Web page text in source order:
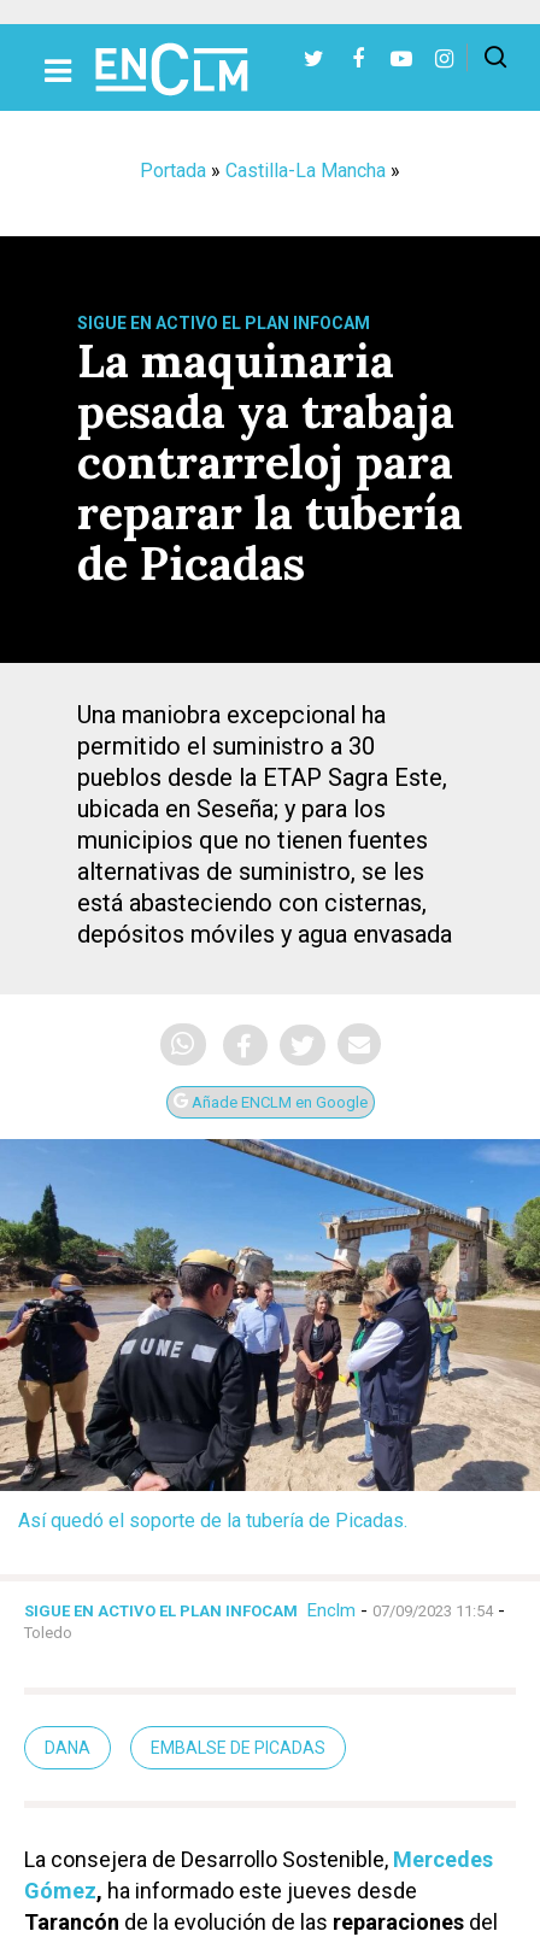
Portada » Castilla-La Mancha »
SIGUE EN ACTIVO EL PLAN INFOCAM
La maquinaria
pesada ya trabaja
contrarreloj para
reparar la tubería
de Picadas
Una maniobra excepcional ha
permitido el suministro a 30
pueblos desde la ETAP Sagra Este,
ubicada en Seseña; y para los
municipios que no tienen fuentes
alternativas de suministro, se les
está abasteciendo con cisternas,
depósitos móviles y agua envasada
Añade ENCLM en Google
Así quedó el soporte de la tubería de Picadas.
SIGUE EN ACTIVO EL PLAN INFOCAM Enclm - 07/09/2023 11:54-
Toledo
DANA EMBALSE DE PICADAS
La consejera de Desarrollo Sostenible, Mercedes
Gómez, ha informado este jueves desde
Tarancón de la evolución de las reparaciones del